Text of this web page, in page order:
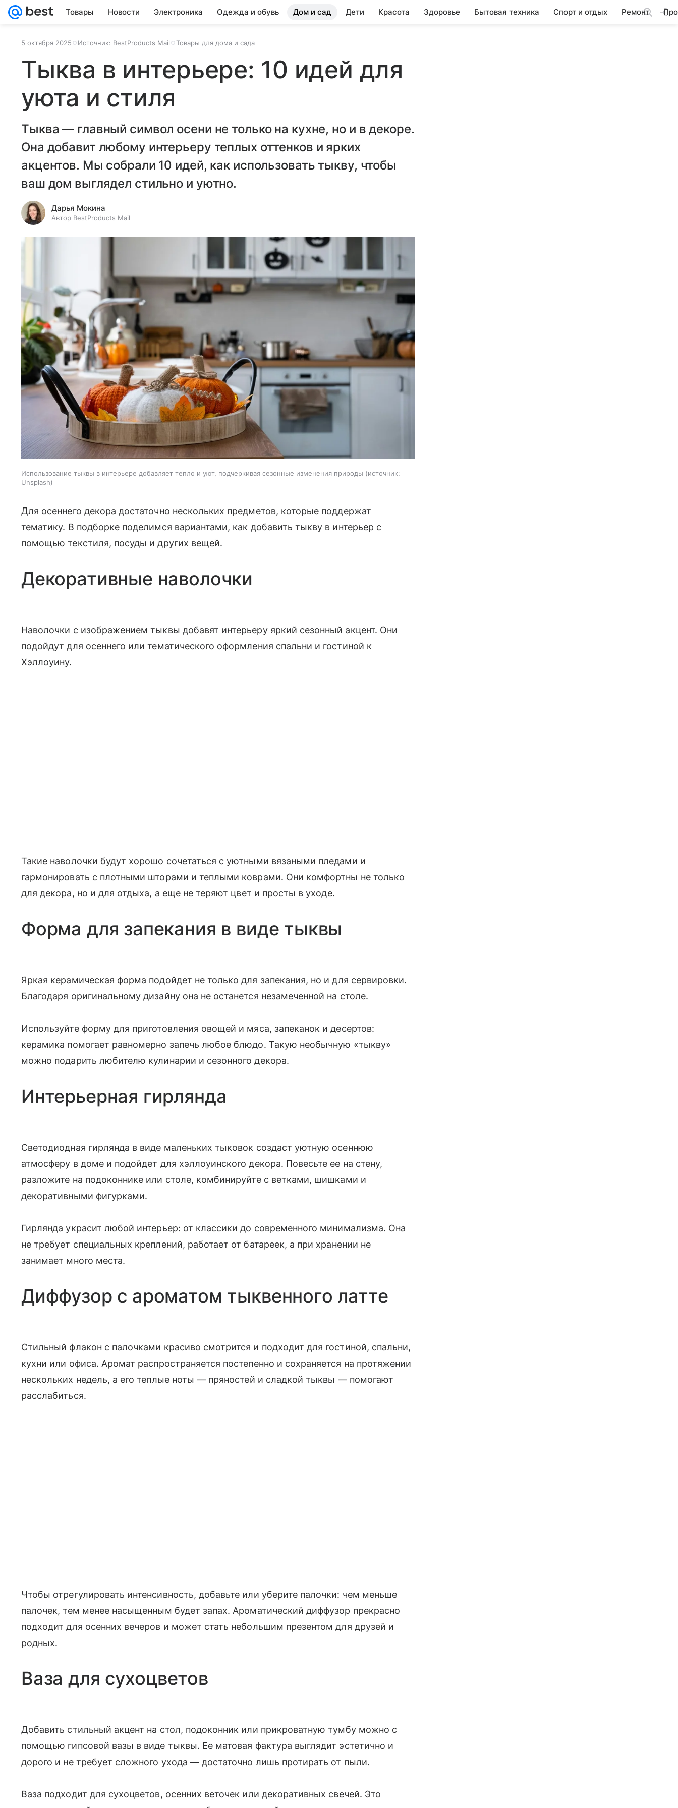
Товары Новости Электроника Одежда и обувь Дом и сад Дети Красота Здоровье Бытовая техника Спорт и отдых Ремонт
5 октября 2025 Источник: BestProducts Mail Товары для дома и сада
Тыква в интерьере: 10 идей для
уюта и стиля
Тыква — главный символ осени не только на кухне, но и в декоре.
Она добавит любому интерьеру теплых оттенков и ярких
акцентов. Мы собрали 10 идей, как использовать тыкву, чтобы
ваш дом выглядел стильно и уютно.
Дарья Мокина
Автор BestProducts Mail
Использование тыквы в интерьере добавляет тепло и уют, подчеркивая сезонные изменения природы
источник:
Unsplash
Для осеннего декора достаточно нескольких предметов, которые поддержат
тематику. В подборке поделимся вариантами, как добавить тыкву в интерьер с
помощью текстиля, посуды и других вещей.
Декоративные наволочки
Наволочки с изображением тыквы добавят интерьеру яркий сезонный акцент. Они
подойдут для осеннего или тематического оформления спальни и гостиной к
Хэллоуину.
Такие наволочки будут хорошо сочетаться с уютными вязаными пледами и
гармонировать с плотными шторами и теплыми коврами. Они комфортны не только
для декора, но и для отдыха, а еще не теряют цвет и просты в уходе.
Форма для запекания в виде тыквы
Яркая керамическая форма подойдет не только для запекания, но и для сервировки.
Благодаря оригинальному дизайну она не останется незамеченной на столе.
Используйте форму для приготовления овощей и мяса, запеканок и десертов:
керамика помогает равномерно запечь любое блюдо. Такую необычную «тыкву»
можно подарить любителю кулинарии и сезонного декора.
Интерьерная гирлянда
Светодиодная гирлянда в виде маленьких тыковок создаст уютную осеннюю
атмосферу в доме и подойдет для хэллоуинского декора. Повесьте ее на стену,
разложите на подоконнике или столе, комбинируйте с ветками, шишками и
декоративными фигурками.
Гирлянда украсит любой интерьер: от классики до современного минимализма. Она
не требует специальных креплений, работает от батареек, а при хранении не
занимает много места.
Диффузор с ароматом тыквенного латте
Стильный флакон с палочками красиво смотрится и подходит для гостиной, спальни,
кухни или офиса. Аромат распространяется постепенно и сохраняется на протяжении
нескольких недель, а его теплые ноты — пряностей и сладкой тыквы — помогают
расслабиться.
Чтобы отрегулировать интенсивность, добавьте или уберите палочки: чем меньше
палочек, тем менее насыщенным будет запах. Ароматический диффузор прекрасно
подходит для осенних вечеров и может стать небольшим презентом для друзей и
родных.
Ваза для сухоцветов
Добавить стильный акцент на стол, подоконник или прикроватную тумбу можно с
помощью гипсовой вазы в виде тыквы. Ее матовая фактура выглядит эстетично и
дорого и не требует сложного ухода — достаточно лишь протирать от пыли.
Ваза подходит для сухоцветов, осенних веточек или декоративных свечей. Это